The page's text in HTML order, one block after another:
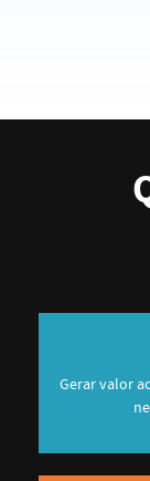
Gerar valor